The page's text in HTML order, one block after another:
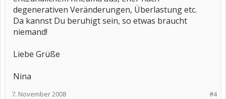
degenerativen Veränderungen, Überlastung etc.
Da kannst Du beruhigt sein, so etwas braucht
niemand!
Liebe Grüße
Nina
#4
7. November 2008